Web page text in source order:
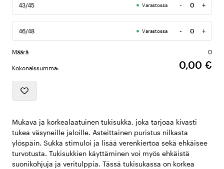
43/45 Varastossa -
Määrä
+
46/48 Varastossa -
Määrä
+
Määrä 0
Kokonaissumma: 0,00 €
Mukava ja korkealaatuinen tukisukka, joka tarjoaa kivasti
tukea väsyneille jaloille. Asteittainen puristus nilkasta
ylöspäin. Sukka stimuloi ja lisää verenkiertoa sekä ehkäisee
turvotusta. Tukisukkien käyttäminen voi myös ehkäistä
suonikohjuja ja veritulppia. Tässä tukisukassa on korkea